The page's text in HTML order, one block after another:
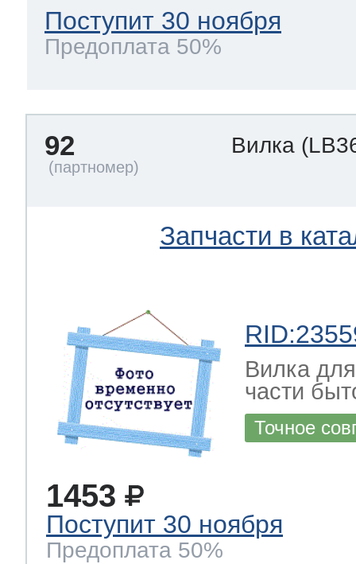
Поступит 30 ноября
Предоплата 50%
92 Вилка
Запчасти в
Вилка
части
Точное
1453
Поступит 30 ноября
Предоплата 50%